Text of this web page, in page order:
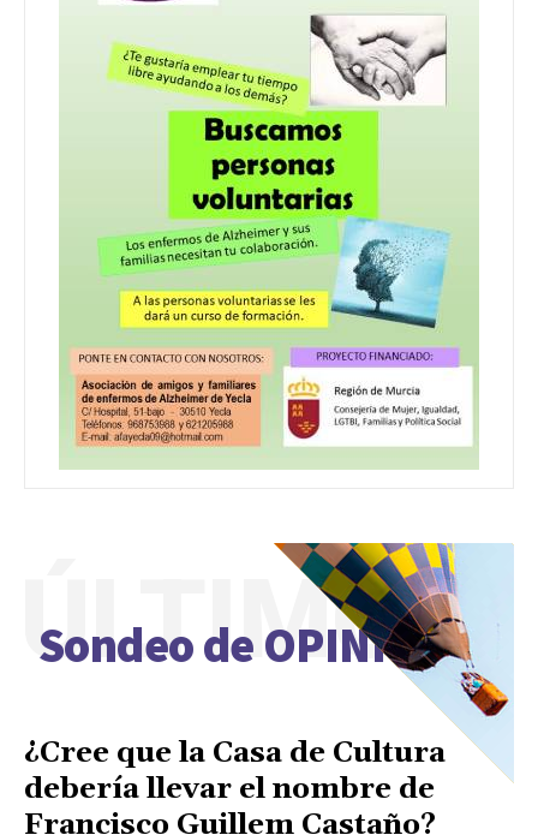
Sondeo de OPINIÓN
ÚLTIMO
¿Cree que la Casa de Cultura
debería llevar el nombre de
Francisco Guillem Castaño?